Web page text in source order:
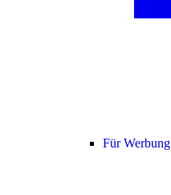
Für Werbung